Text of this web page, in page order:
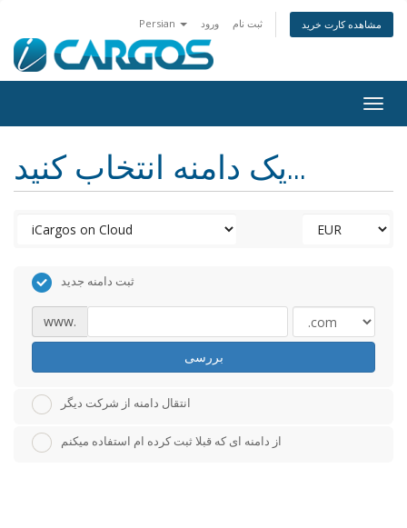
Persian ورود ثبت نام مشاهده کارت خرید
یک دامنه انتخاب کنید...
ثبت دامنه جدید
www.
بررسی
انتقال دامنه از شرکت دیگر
از دامنه ای که قبلا ثبت کرده ام استفاده میکنم